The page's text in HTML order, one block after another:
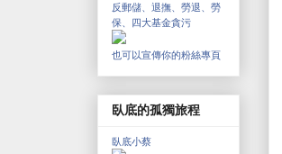
反郵儲、退撫、勞退、勞
保、四大基金貪污
也可以宣傳你的粉絲專頁
臥底的孤獨旅程
臥底小蔡